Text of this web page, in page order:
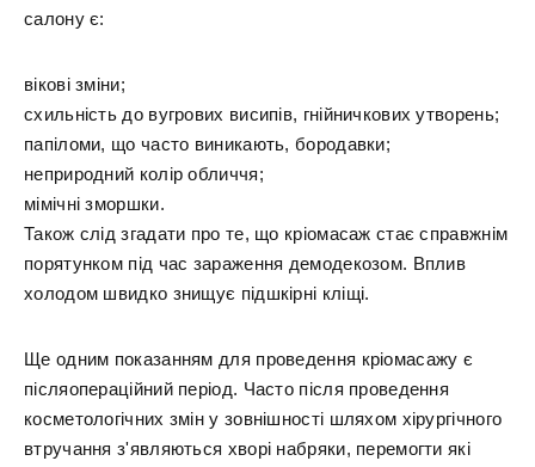
салону є:
вікові зміни;
схильність до вугрових висипів, гнійничкових утворень;
папіломи, що часто виникають, бородавки;
неприродний колір обличчя;
мімічні зморшки.
Також слід згадати про те, що кріомасаж стає справжнім
порятунком під час зараження демодекозом. Вплив
холодом швидко знищує підшкірні кліщі.
Ще одним показанням для проведення кріомасажу є
післяопераційний період. Часто після проведення
косметологічних змін у зовнішності шляхом хірургічного
втручання з'являються хворі набряки, перемогти які